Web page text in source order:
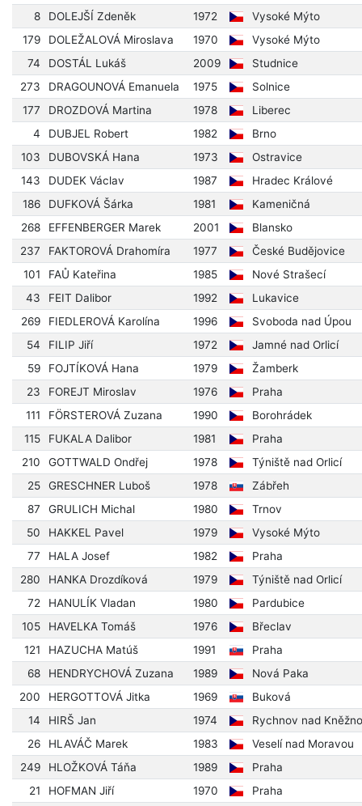
8
DOLEJŠÍ Zdeněk 1972
Vysoké Mýto
179
DOLEŽALOVÁ Miroslava 1970
Vysoké Mýto
74
DOSTÁL Lukáš 2009
Studnice
273
DRAGOUNOVÁ Emanuela 1975
Solnice
177
DROZDOVÁ Martina 1978
Liberec
4
DUBJEL Robert 1982
Brno
103
DUBOVSKÁ Hana 1973
Ostravice
143
DUDEK Václav 1987
Hradec Králové
186
DUFKOVÁ Šárka 1981
Kameničná
268
EFFENBERGER Marek 2001
Blansko
237
FAKTOROVÁ Drahomíra 1977
České Budějovice
101
FAŮ Kateřina 1985
Nové Strašecí
43
FEIT Dalibor 1992
Lukavice
269
FIEDLEROVÁ Karolína 1996
Svoboda nad Úpou
54
FILIP Jiří 1972
Jamné nad Orlicí
59
FOJTÍKOVÁ Hana 1979
Žamberk
23
FOREJT Miroslav 1976
Praha
111
FÖRSTEROVÁ Zuzana 1990
Borohrádek
115
FUKALA Dalibor 1981
Praha
210
GOTTWALD Ondřej 1978
Týniště nad Orlicí
25
GRESCHNER Luboš 1978
Zábřeh
87
GRULICH Michal 1980
Trnov
50
HAKKEL Pavel 1979
Vysoké Mýto
77
HALA Josef 1982
Praha
280
HANKA Drozdíková 1979
Týniště nad Orlicí
72
HANULÍK Vladan 1980
Pardubice
105
HAVELKA Tomáš 1976
Břeclav
121
HAZUCHA Matúš 1991
Praha
68
HENDRYCHOVÁ Zuzana 1989
Nová Paka
200
HERGOTTOVÁ Jitka 1969
Buková
14
HIRŠ Jan 1974
Rychnov nad
26
HLAVÁČ Marek 1983
Veselí nad Moravou
249
HLOŽKOVÁ Táňa 1989
Praha
21
HOFMAN Jiří 1970
Praha